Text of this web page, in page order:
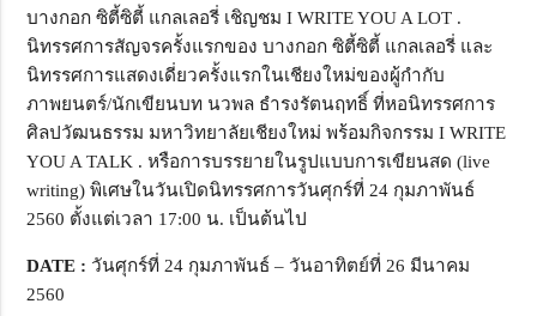
บางกอก ซิตี้ซิตี้ แกลเลอรี่ เชิญชม I WRITE YOU A LOT .
นิทรรศการสัญจรครั้งแรกของ บางกอก ซิตี้ซิตี้ แกลเลอรี่ และ
นิทรรศการแสดงเดี่ยวครั้งแรกในเชียงใหม่ของผู้กำกับ
ภาพยนตร์/นักเขียนบท นวพล ธำรงรัตนฤทธิ์ ที่หอนิทรรศการ
ศิลปวัฒนธรรม มหาวิทยาลัยเชียงใหม่ พร้อมกิจกรรม I WRITE
YOU A TALK . หรือการบรรยายในรูปแบบการเขียนสด (live
writing) พิเศษในวันเปิดนิทรรศการวันศุกร์ที่ 24 กุมภาพันธ์
2560 ตั้งแต่เวลา 17:00 น. เป็นต้นไป
DATE : วันศุกร์ที่ 24 กุมภาพันธ์ – วันอาทิตย์ที่ 26 มีนาคม
2560